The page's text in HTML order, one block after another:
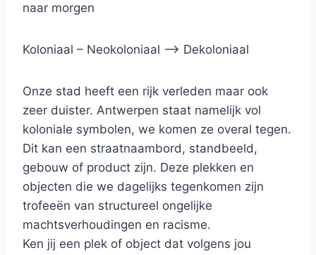
naar morgen
Koloniaal – Neokoloniaal –> Dekoloniaal
Onze stad heeft een rijk verleden maar ook
zeer duister. Antwerpen staat namelijk vol
koloniale symbolen, we komen ze overal tegen.
Dit kan een straatnaambord, standbeeld,
gebouw of product zijn. Deze plekken en
objecten die we dagelijks tegenkomen zijn
trofeeën van structureel ongelijke
machtsverhoudingen en racisme.
Ken jij een plek of object dat volgens jou